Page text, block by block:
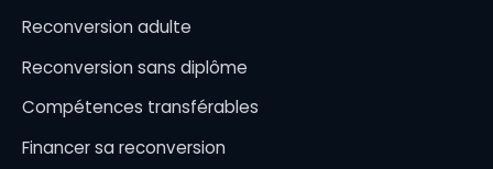
Reconversion adulte
Reconversion sans diplôme
Compétences transférables
Financer sa reconversion